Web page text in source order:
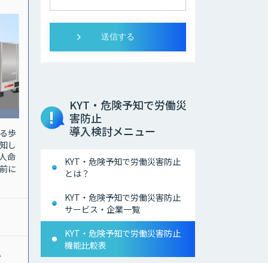
歩
し
命
に
KYT・危険予知で労働災
害防止
導入検討メニュー
KYT・危険予知で労働災害防止
とは？
KYT・危険予知で労働災害防止
サービス・企業一覧
KYT・危険予知で労働災害防止
機能比較表